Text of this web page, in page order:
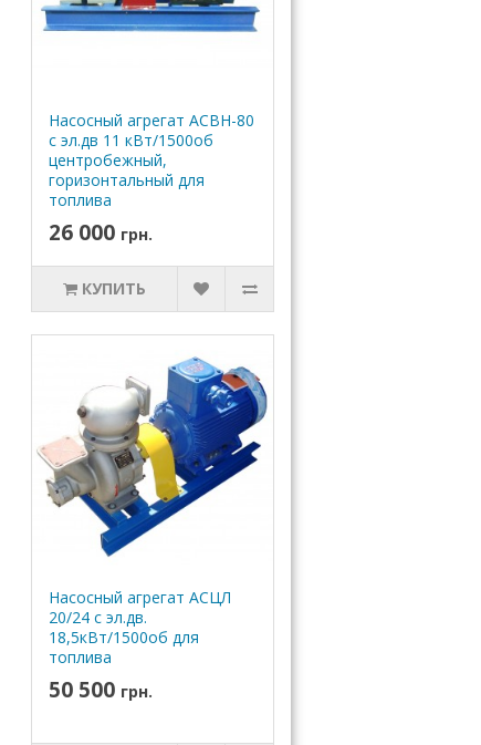
Насосный агрегат АСВН-80
с эл.дв 11 кВт/1500об
центробежный,
горизонтальный для
топлива
26 000 грн.
КУПИТЬ
Насосный агрегат АСЦЛ
20/24 с эл.дв.
18,5кВт/1500об для
топлива
50 500 грн.